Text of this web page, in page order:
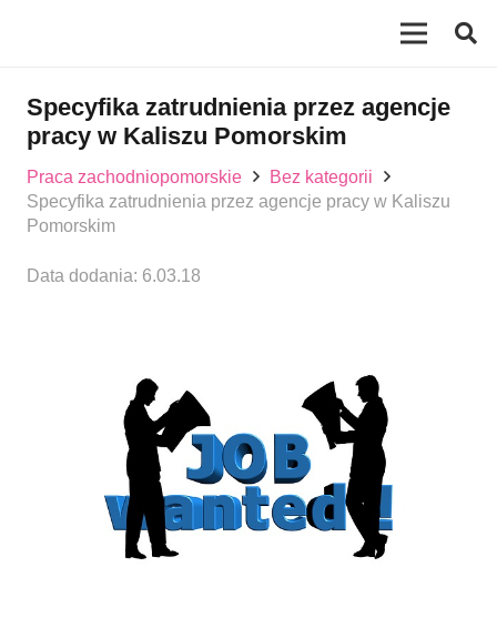
Specyfika zatrudnienia przez agencje
pracy w Kaliszu Pomorskim
Praca zachodniopomorskie
Bez kategorii
Specyfika zatrudnienia przez agencje pracy w Kaliszu
Pomorskim
Data dodania: 6.03.18